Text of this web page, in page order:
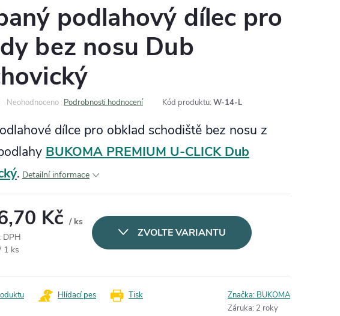
podlahový dílec pro
bez nosu Dub
Neohodnoceno Podrobnosti hodnocení Kód produktu: W-14-L
dílce pro obklad schodiště bez nosu z
BUKOMA PREMIUM U-CLICK Dub
. Detailní informace
Kč / ks
DPH
1 ks
ZVOLTE VARIANTU
Tisk
Hlídací pes Značka: BUKOMA
Záruka: 2 roky